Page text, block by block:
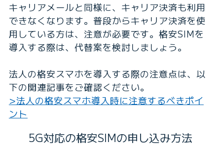
キャリアメールと同様に、キャリア決済も利用
できなくなります。普段からキャリア決済を使
用している方は、注意が必要です。格安SIMを
導入する際は、代替案を検討しましょう。
法人の格安スマホを導入する際の注意点は、以
下の関連記事をご確認ください。
>法人の格安スマホ導入時に注意するべきポイ
ント
5G対応の格安SIMの申し込み方法